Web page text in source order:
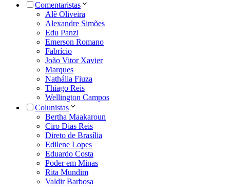
Comentaristas
Alê Oliveira
Alexandre Simões
Edu Panzi
Emerson Romano
Fabrício
João Vitor Xavier
Marques
Nathália Fiuza
Thiago Reis
Wellington Campos
Colunistas
Bertha Maakaroun
Ciro Dias Reis
Direto de Brasília
Edilene Lopes
Eduardo Costa
Poder em Minas
Rita Mundim
Valdir Barbosa